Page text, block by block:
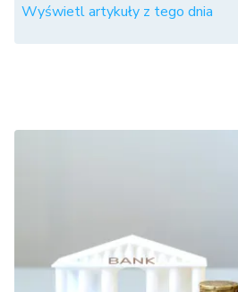
Wyświetl artykuły z tego dnia